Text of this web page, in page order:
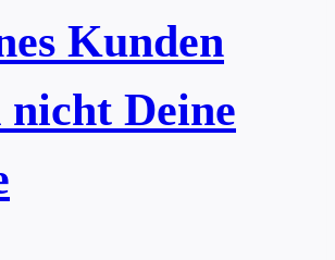
das
Kunden
nicht Deine